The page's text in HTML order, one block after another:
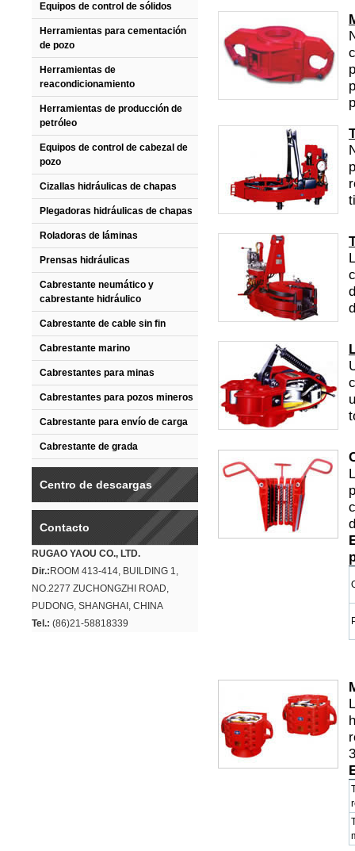
Equipos de control de sólidos
Herramientas para cementación
de pozo
Herramientas de
reacondicionamiento
Herramientas de producción de
petróleo
Equipos de control de cabezal de
pozo
Cizallas hidráulicas de chapas
Plegadoras hidráulicas de chapas
Roladoras de láminas
Prensas hidráulicas
Cabrestante neumático y
cabrestante hidráulico
Cabrestante de cable sin fin
Cabrestante marino
Cabrestantes para minas
Cabrestantes para pozos mineros
Cabrestante para envío de carga
Cabrestante de grada
Centro de descargas
Contacto
RUGAO YAOU CO., LTD.
Dir.: ROOM 413-414, BUILDING 1,
NO.2277 ZUCHONGZHI ROAD,
PUDONG, SHANGHAI, CHINA
Tel.: (86)21-58818339